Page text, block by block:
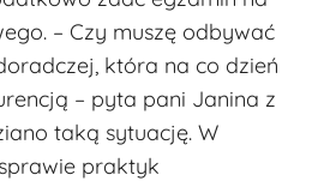
– Czy muszę odbywać
która na co dzień
– pyta pani Janina z
taką sytuację. W
praktyk